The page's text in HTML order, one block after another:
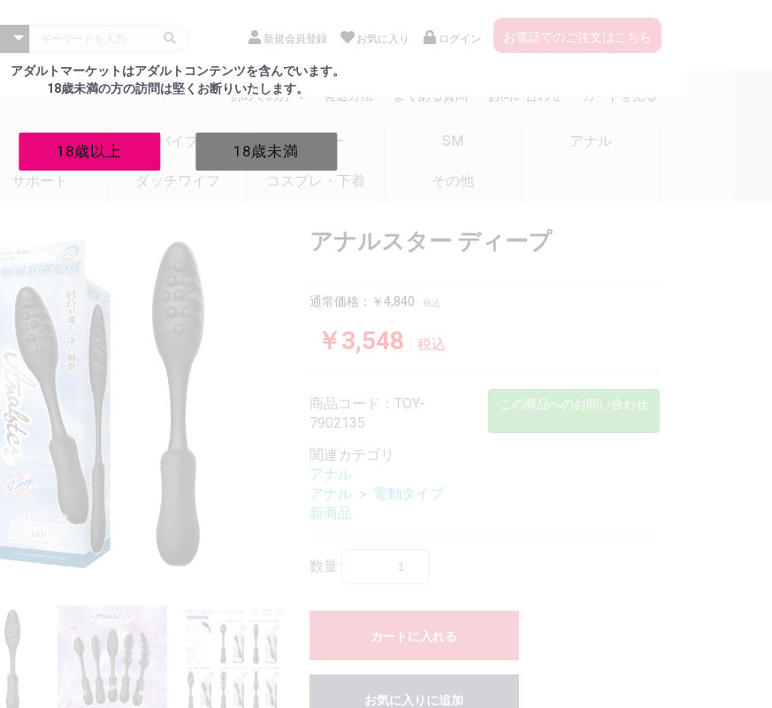
アダルトマーケットはアダルトコンテンツを含んでいます。
18歳未満の方の訪問は堅くお断りいたします。
18歳以上 18歳未満
新規会員登録 お気に入り ログイン お電話でのご注文はこちら
初めての方へ 発送方法 よくある質問 お問い合わせ カートを見る
バイブ ローター SM アナル
サポート ダッチワイフ コスプレ・下着 その他
アナルスター ディープ
通常価格：￥4,840 税込
￥3,548 税込
商品コード：TOY-
7902135
この商品へのお問い合わせ
関連カテゴリ
アナル
アナル ＞ 電動タイプ
新商品
数量
カートに入れる
お気に入りに追加